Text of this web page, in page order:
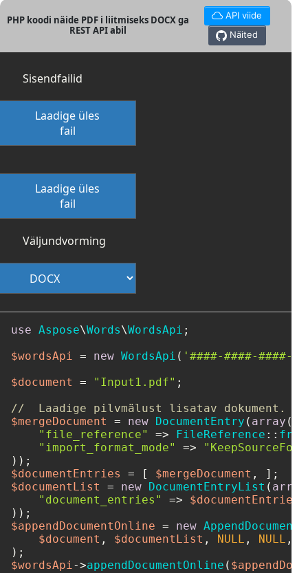
PHP koodi näide PDF i liitmiseks DOCX ga
REST API abil
API viide
Näited
Sisendfailid
Laadige üles
fail
Laadige üles
fail
Väljundvorming
use Aspose\Words\WordsApi ;
$wordsApi = new WordsApi ( '####-####-####-
$document
= "Input1.pdf" ;
//  Laadige pilvmälust lisatav dokument.
$mergeDocument
= new DocumentEntry ( array (
"file_reference"
=> FileReference ::
"import_format_mode"
=>
$documentEntries
= [ $mergeDocument
$documentList
= new DocumentEntryList ( array
"document_entries"
=> $documentEntries
$appendDocumentOnline = new
$document , $documentList , NULL , NULL ,
$wordsApi->appendDocumentOnline (